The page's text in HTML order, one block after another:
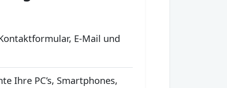
E-Mail und
Ihre PC’s, Smartphones,